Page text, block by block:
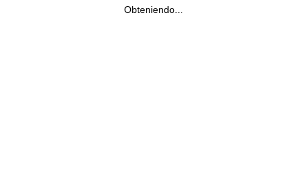
Obteniendo...